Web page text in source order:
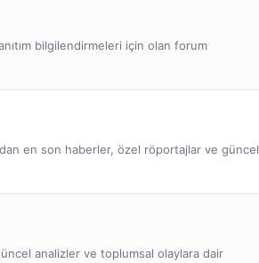
bilgilendirmeleri için olan forum
en son haberler, özel röportajlar ve güncel
analizler ve toplumsal olaylara dair